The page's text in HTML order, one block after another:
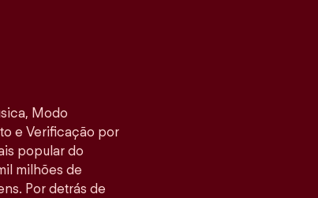
Modo
e Verificação por
popular do
milhões de
Por detrás de